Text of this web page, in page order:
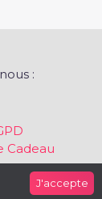
:
Cadeau
J'accepte